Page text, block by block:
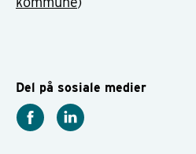
Del på sosiale medier